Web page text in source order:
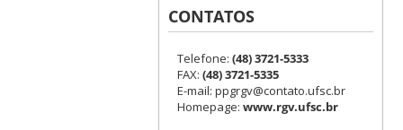
CONTATOS
Telefone: (48) 3721-5333
FAX: (48) 3721-5335
E-mail: ppgrgv@contato.ufsc.br
Homepage: www.rgv.ufsc.br